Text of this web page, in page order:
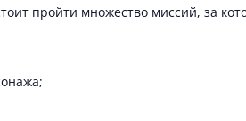
пройти множество миссий, за